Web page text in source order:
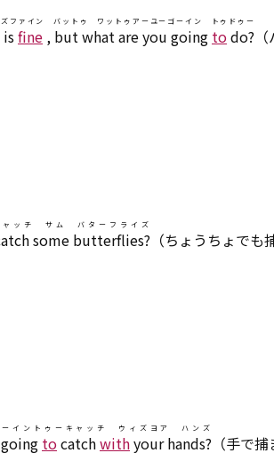
isfine , but what are you going todo?
ズファイン バットゥ ワットゥアーユーゴーイン トゥドゥー
some butterflies?
ャッチ サム バターフライズ
（ちょうちょでも
tocatchwithyour hands?
ーイントゥーキャッチ ウィズヨア ハンズ
（手で